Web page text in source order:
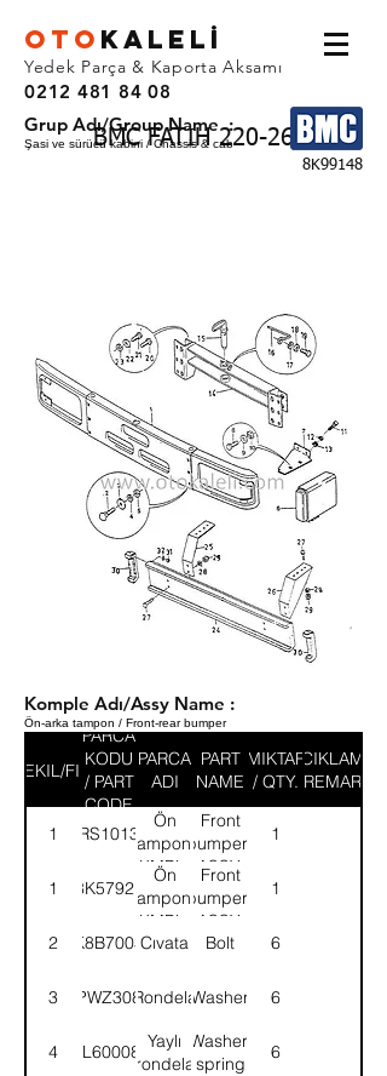
OTO KALEL İ
Yedek Parça & Kaporta Aksamı
0212 481 84 08
BMC FATIH 220-26
Grup Adı/Group Name :
Şasi ve sürücü kabini / Chassis & cab
8K99148
Komple Adı/Assy Name :
Ön-arka tampon / Front-rear bumper
SEKIL/FIG
PARCA
KODU
/ PART
CODE
PARCA
ADI
PART
NAME
MIKTAR
/ QTY.
ACIKLAMA
/ REMARK
1 58RS101361
Ön
tampon-
KMPL.
Front
bumper-
ASSY.
1
1 8K57921
Ön
tampon-
KMPL.
Front
bumper-
ASSY.
1
2 K8B7003Cıvata Bolt 6
3 PWZ308RondelaWasher 6
4 WL600082
Yaylı
rondela
Washer,
spring
6